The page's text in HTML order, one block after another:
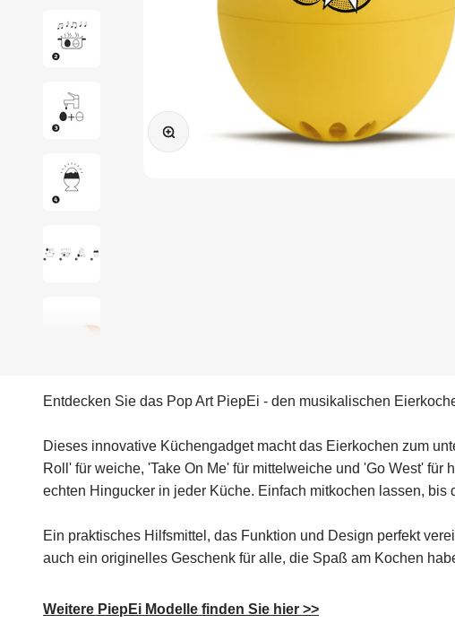
Bild vergrößern
Entdecken Sie das Pop Art PiepEi - den musikalischen
Dieses innovative Küchengadget macht das Eierkochen zum
Roll' für weiche, 'Take On Me' für mittelweiche und 'Go West'
echten Hingucker in jeder Küche. Einfach mitkochen lassen,
Ein praktisches Hilfsmittel, das Funktion und Design perfekt
auch ein originelles Geschenk für alle, die Spaß am Kochen
Weitere PiepEi Modelle finden Sie hier >>